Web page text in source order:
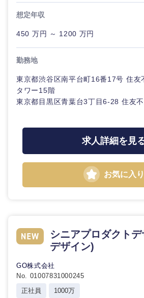
想定年収
450 万円 ～ 1200 万円
勤務地
東京都渋谷区南平台町16番17号 住友
タワー15階
東京都目黒区青葉台3丁目6-28 住友
求人詳細を見
お気に入り
シニアプロダクト
デザイン)
GO株式会社
No. 01007831000245
正社員
1000万